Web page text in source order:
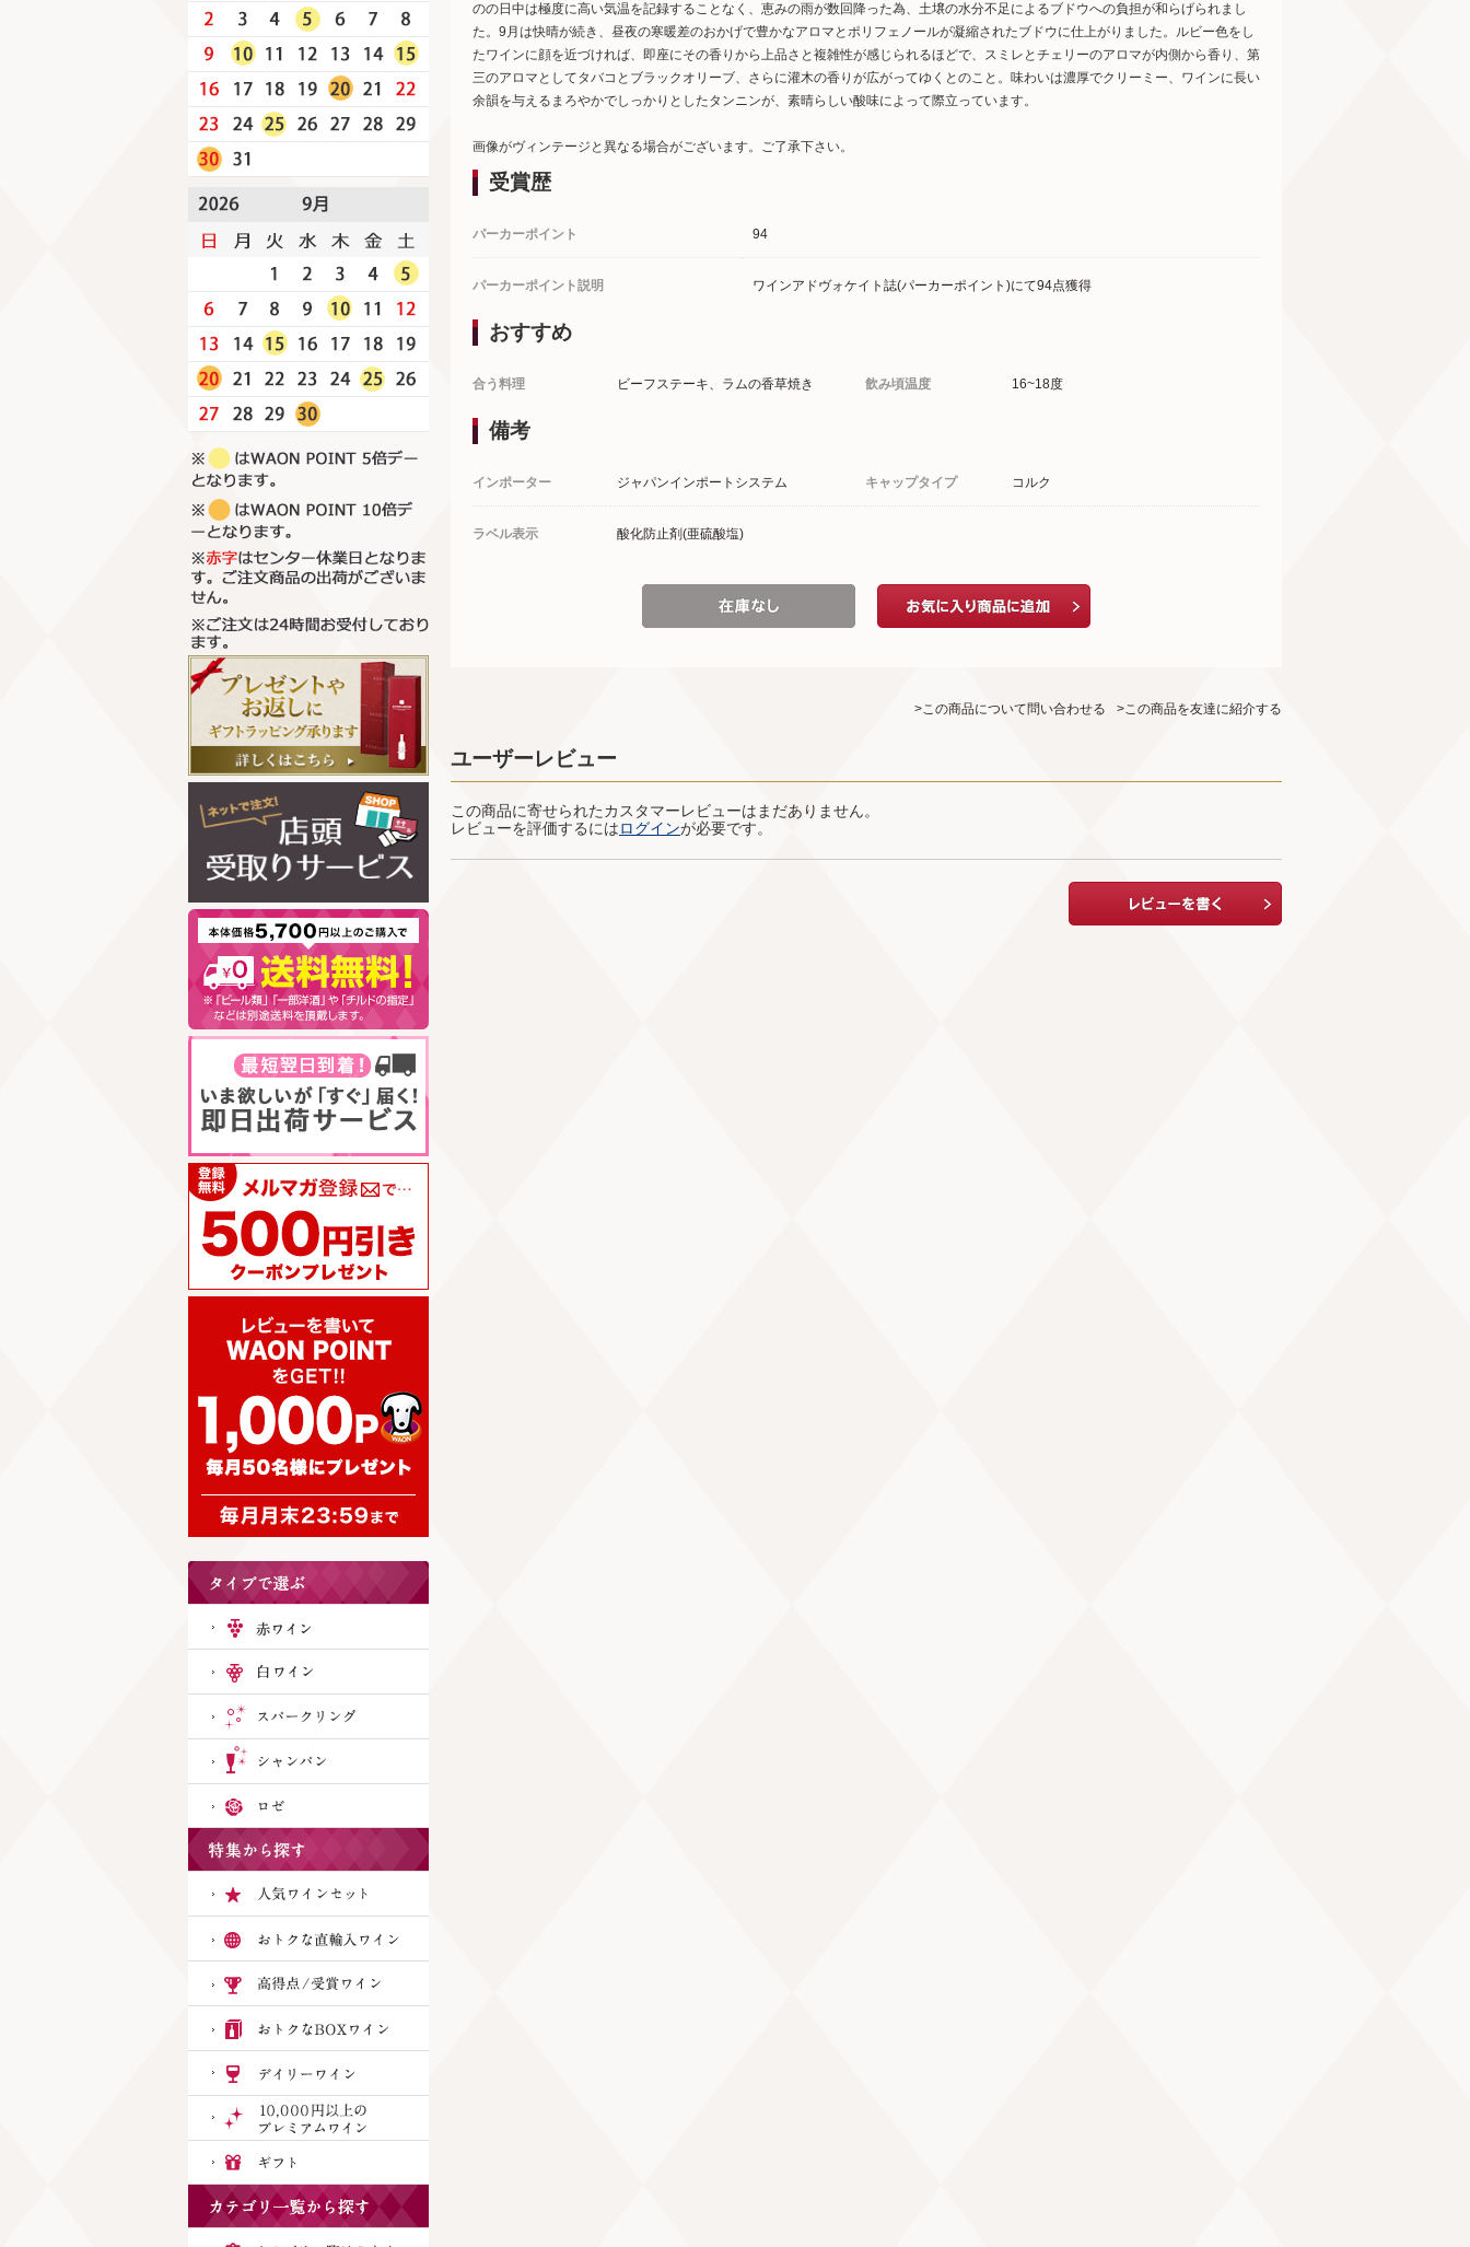
のの日中は極度に高い気温を記録することなく、恵みの雨が数回降った為、土壌の水分不足によるブドウへの負担が和らげられまし
た。9月は快晴が続き、昼夜の寒暖差のおかげで豊かなアロマとポリフェノールが凝縮されたブドウに仕上がりました。ルビー色をし
たワインに顔を近づければ、即座にその香りから上品さと複雑性が感じられるほどで、スミレとチェリーのアロマが内側から香り、第
三のアロマとしてタバコとブラックオリーブ、さらに灌木の香りが広がってゆくとのこと。味わいは濃厚でクリーミー、ワインに長い
余韻を与えるまろやかでしっかりとしたタンニンが、素晴らしい酸味によって際立っています。
画像がヴィンテージと異なる場合がございます。ご了承下さい。
受賞歴
パーカーポイント 94
パーカーポイント説明 ワインアドヴォケイト誌(パーカーポイント)にて94点獲得
おすすめ
合う料理 ビーフステーキ、ラムの香草焼き 飲み頃温度 16~18度
備考
インポーター ジャパンインポートシステム キャップタイプ コルク
ラベル表示 酸化防止剤(亜硫酸塩)
>この商品について問い合わせる >この商品を友達に紹介する
ユーザーレビュー
この商品に寄せられたカスタマーレビューはまだありません。
レビューを評価するにはログインが必要です。